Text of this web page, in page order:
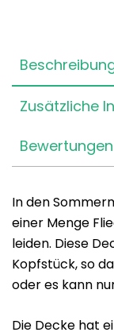
Zusätzliche
In den
einer Menge
leiden. Diese
Kopfstück, so
oder es kann
Die Decke hat